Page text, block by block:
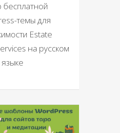
темы для
Estate
на русском
языке